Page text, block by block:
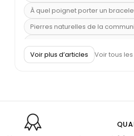
À quel poignet porter un
Pierres naturelles de la
Pierre de lave : propriétés et
Obsidienne noire : danger ?
Voir plus d’articles Voir tous